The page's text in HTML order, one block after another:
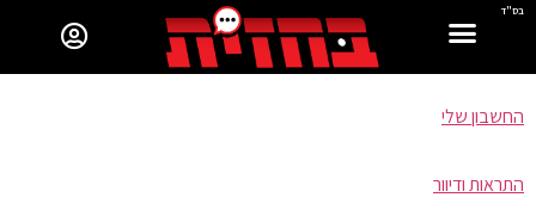
בס"ד
החשבון שלי
התראות ודיוור